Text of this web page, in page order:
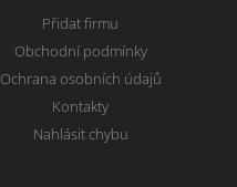
Přidat firmu
Obchodní podmínky
Ochrana osobních údajů
Kontakty
Nahlásit chybu